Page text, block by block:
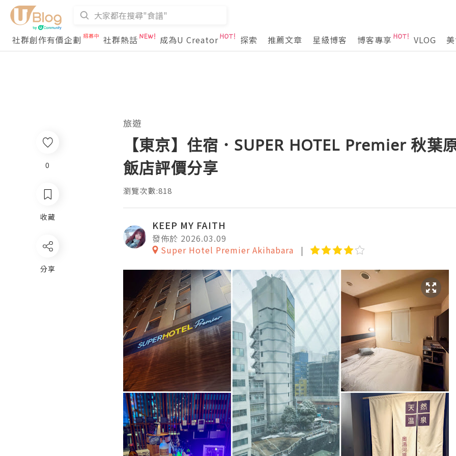
社群創作有價企劃 社群熱話 成為U Creator 探索 推薦文章 星級博客 博客專享 VLOG
0
收藏
分享
旅遊
【東京】住宿．SUPER HOTEL Premier 秋葉
飯店評價分享
瀏覽次數:818
KEEP MY FAITH
發佈於 2026.03.09
Super Hotel Premier Akihabara